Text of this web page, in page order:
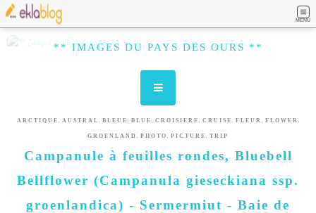
MENU
** IMAGES DU PAYS DES OURS **
ARCTIQUE , AUSTRAL , BLEUE , BLUE , CROISIERE , CRUISE , FLEUR , FLOWER ,
GROENLAND , PHOTO , PICTURE , TRIP
Campanule à feuilles rondes, Bluebell
Bellflower (Campanula gieseckiana ssp.
groenlandica) - Sermermiut - Baie de